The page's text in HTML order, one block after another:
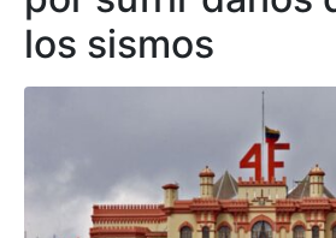
los sismos